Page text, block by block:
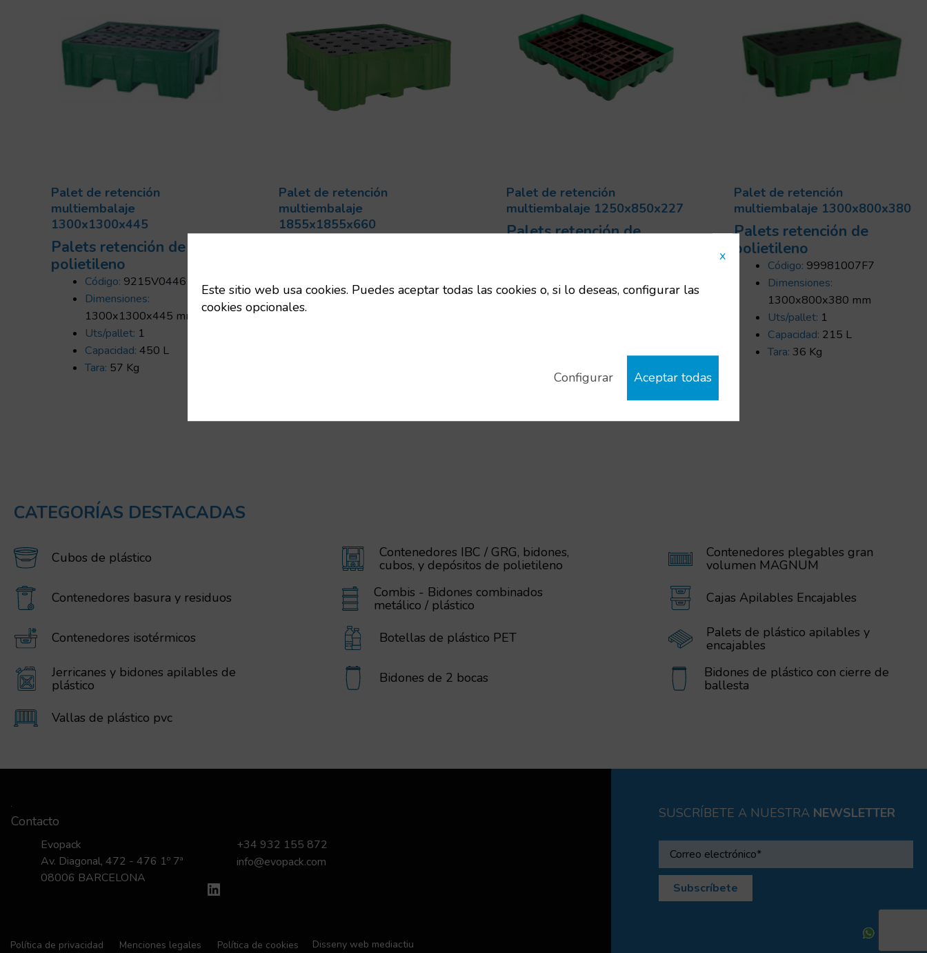
Palet de retención
multiembalaje
1300x1300x445
Palets retención de
polietileno
Código: 9215V04461
Dimensiones:
1300x1300x445 mm
Uts/pallet: 1
Capacidad: 450 L
Tara: 57 Kg
Palet de retención
multiembalaje
1855x1855x660
Código:
8962004461
Dimensiones:
Palet de retención
multiembalaje 1250x850x227
Palets retención de
Dimensiones:
1250x850x227 mm
Palet de retención
multiembalaje 1300x800x380
Palets retención de
polietileno
Código: 99981007F7
Dimensiones:
1300x800x380 mm
Uts/pallet: 1
Capacidad: 215 L
Tara: 36 Kg
CATEGORÍAS DESTACADAS
Cubos de plástico Contenedores IBC / GRG, bidones,
cubos, y depósitos de polietileno
Contenedores plegables gran
volumen MAGNUM
Contenedores basura y residuos
Combis - Bidones combinados
metálico / plástico Cajas Apilables Encajables
Contenedores isotérmicos Botellas de plástico PET Palets de plástico apilables y
encajables
Jerricanes y bidones apilables de
plástico Bidones de 2 bocas Bidones de plástico con cierre de
ballesta
Vallas de plástico pvc
Contacto
Evopack
Av. Diagonal, 472 - 476 1º 7ª
08006 BARCELONA
+34 932 155 872
info@evopack.com
LinkedIn
SUSCRÍBETE A NUESTRA NEWSLETTER
Política de privacidad Menciones legales Política de cookies Disseny web mediactiu
Este sitio web usa cookies. Puedes aceptar todas las cookies o, si lo deseas, configurar las
cookies opcionales.
x
Aceptar todas
Configurar